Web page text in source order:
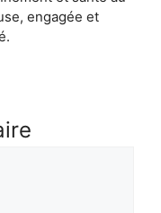
engagée et